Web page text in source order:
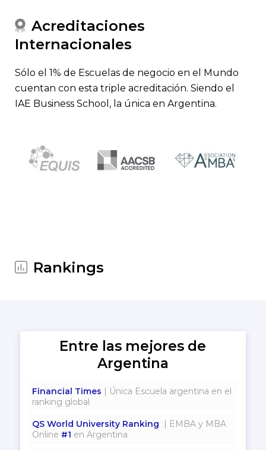
Acreditaciones
Internacionales
Sólo el 1% de Escuelas de negocio en el Mundo
cuentan con esta triple acreditación. Siendo el
IAE Business School, la única en Argentina.
Rankings
Entre las mejores de
Argentina
Financial Times | Única Escuela argentina en el
ranking global
QS World University Ranking
| EMBA y MBA
Online #1 en Argentina